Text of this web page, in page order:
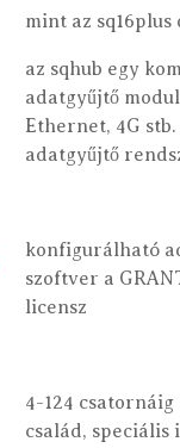
mint az
az sqhub egy
adatgyűjtő
Ethernet, 4G
adatgyűjtő
konfigurálható
szoftver a
licensz
4-124
család,